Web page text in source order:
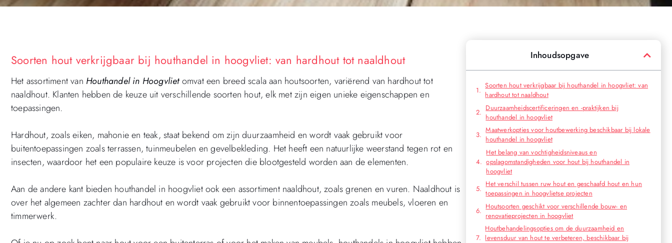
Soorten hout verkrijgbaar bij houthandel in hoogvliet: van hardhout tot naaldhout
Het assortiment van Houthandel in Hoogvlietomvat een breed scala aan houtsoorten, variërend van hardhout tot
naaldhout. Klanten hebben de keuze uit verschillende soorten hout, elk met zijn eigen unieke eigenschappen en
toepassingen.
Hardhout, zoals eiken, mahonie en teak, staat bekend om zijn duurzaamheid en wordt vaak gebruikt voor
buitentoepassingen zoals terrassen, tuinmeubelen en gevelbekleding. Het heeft een natuurlijke weerstand tegen rot en
insecten, waardoor het een populaire keuze is voor projecten die blootgesteld worden aan de elementen.
Aan de andere kant bieden houthandel in hoogvliet ook een assortiment naaldhout, zoals grenen en vuren. Naaldhout is
over het algemeen zachter dan hardhout en wordt vaak gebruikt voor binnentoepassingen zoals meubels, vloeren en
timmerwerk.
Inhoudsopgave
Soorten hout verkrijgbaar bij houthandel in hoogvliet: van
hardhout tot naaldhout
Duurzaamheidscertificeringen en -praktijken bij
houthandel in hoogvliet
Maatwerkopties voor houtbewerking beschikbaar bij lokale
houthandel in hoogvliet
Het belang van vochtigheidsniveaus en
opslagomstandigheden voor hout bij houthandel in
hoogvliet
Het verschil tussen ruw hout en geschaafd hout en hun
toepassingen in hoogvlietse projecten
Houtsoorten geschikt voor verschillende bouw- en
renovatieprojecten in hoogvliet
Houtbehandelingsopties om de duurzaamheid en
levensduur van hout te verbeteren, beschikbaar bij